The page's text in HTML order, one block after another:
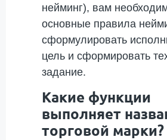
нейминг), вам
основные правила
сформулировать
цель и сформировать
задание.
Какие функции
выполняет
торговой марки?